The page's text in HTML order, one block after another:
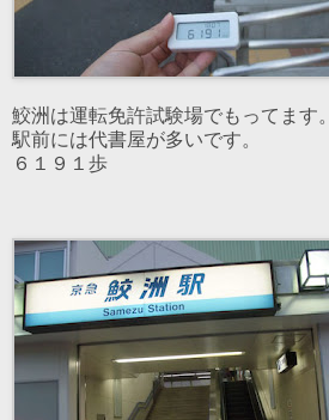
鮫洲は運転免許試験場でもってます。
駅前には代書屋が多いです。
６１９１歩